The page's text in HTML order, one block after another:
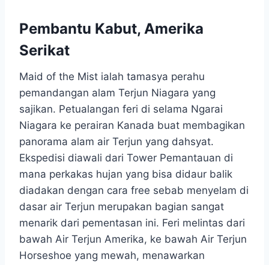
Pembantu Kabut, Amerika
Serikat
Maid of the Mist ialah tamasya perahu
pemandangan alam Terjun Niagara yang
sajikan. Petualangan feri di selama Ngarai
Niagara ke perairan Kanada buat membagikan
panorama alam air Terjun yang dahsyat.
Ekspedisi diawali dari Tower Pemantauan di
mana perkakas hujan yang bisa didaur balik
diadakan dengan cara free sebab menyelam di
dasar air Terjun merupakan bagian sangat
menarik dari pementasan ini. Feri melintas dari
bawah Air Terjun Amerika, ke bawah Air Terjun
Horseshoe yang mewah, menawarkan